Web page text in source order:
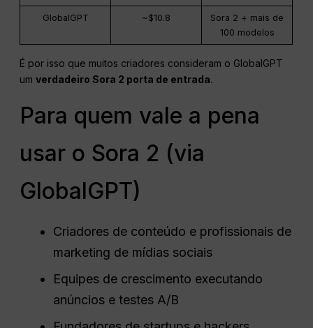
GlobalGPT ~$10.8
Sora 2 + mais de
100 modelos
É por isso que muitos criadores consideram o GlobalGPT
umverdadeiro Sora 2 porta de entrada.
Para quem vale a pena
usar o Sora 2 (via
GlobalGPT)
Criadores de conteúdo e profissionais de
marketing de mídias sociais
Equipes de crescimento executando
anúncios e testes A/B